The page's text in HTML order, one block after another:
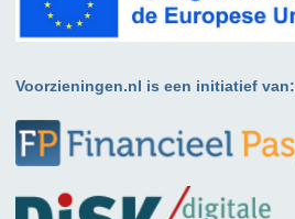
Voorzieningen.nl is een initiatief van: